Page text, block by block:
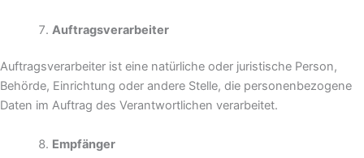
Auftragsverarbeiter
Auftragsverarbeiter ist eine natürliche oder juristische Person,
Behörde, Einrichtung oder andere Stelle, die personenbezogene
Daten im Auftrag des Verantwortlichen verarbeitet.
Empfänger